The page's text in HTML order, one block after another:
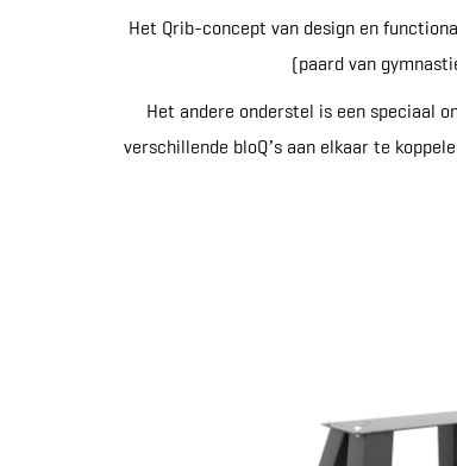
Het Qrib-concept van design en
(paard van
Het andere onderstel is een speciaal
verschillende bloQ’s aan elkaar te